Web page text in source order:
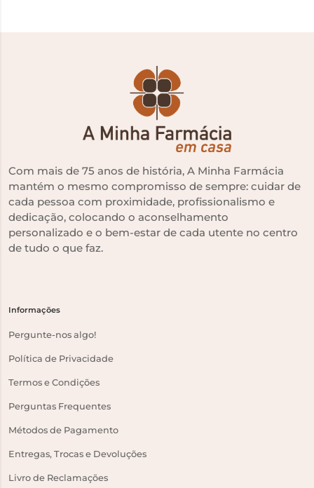
Com mais de 75 anos de história, A Minha Farmácia
mantém o mesmo compromisso de sempre: cuidar de
cada pessoa com proximidade, profissionalismo e
dedicação, colocando o aconselhamento
personalizado e o bem-estar de cada utente no centro
de tudo o que faz.
Informações
Pergunte-nos algo!
Política de Privacidade
Termos e Condições
Perguntas Frequentes
Métodos de Pagamento
Entregas, Trocas e Devoluções
Livro de Reclamações